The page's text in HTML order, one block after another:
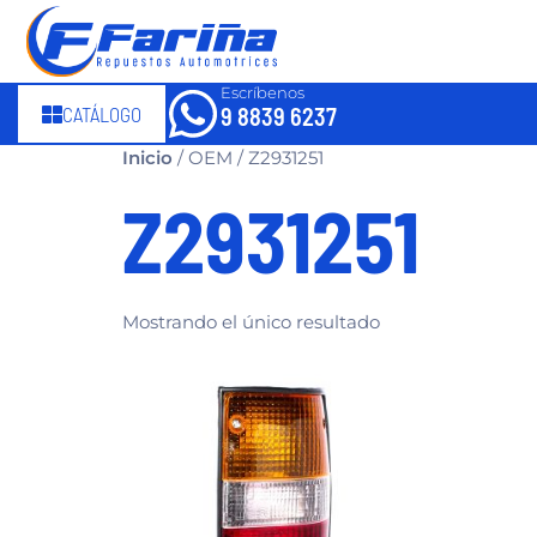
CATÁLOGO
Escríbenos
9 8839 6237
Inicio / OEM / Z2931251
Z2931251
Mostrando el único resultado